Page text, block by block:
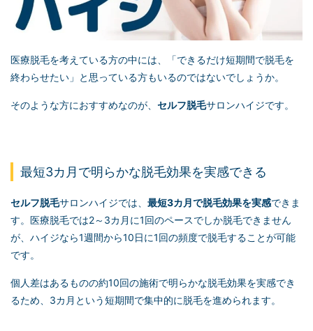
医療脱毛を考えている方の中には、「できるだけ短期間で脱毛を
終わらせたい」と思っている方もいるのではないでしょうか。
そのような方におすすめなのが、 セルフ脱毛サロンハイジです。
最短3カ月で明らかな脱毛効果を実感できる
セルフ脱毛サロンハイジでは、 最短3カ月で脱毛効果を実感できま
す。医療脱毛では2～3カ月に1回のペースでしか脱毛できません
が、ハイジなら1週間から10日に1回の頻度で脱毛することが可能
です。
個人差はあるものの約10回の施術で明らかな脱毛効果を実感でき
るため、3カ月という短期間で集中的に脱毛を進められます。